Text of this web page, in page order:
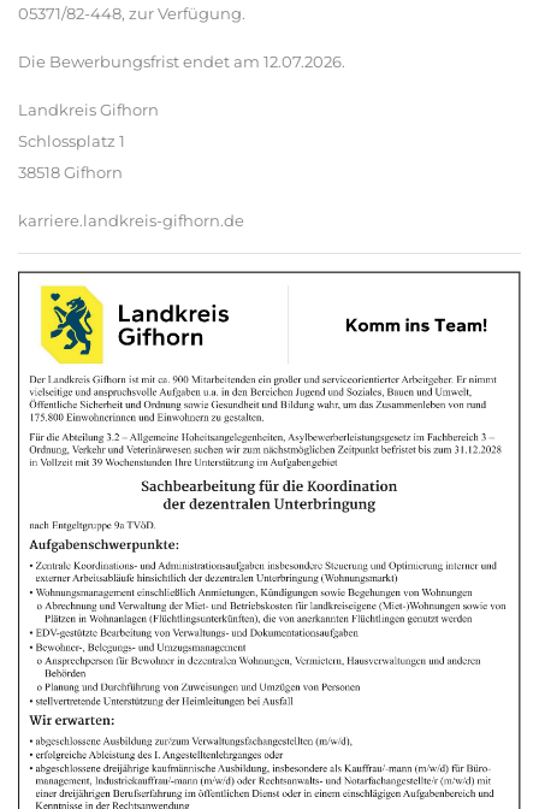
05371/82-448, zur Verfügung.
Die Bewerbungsfrist endet am 12.07.2026.
Landkreis Gifhorn
Schlossplatz 1
38518 Gifhorn
karriere.landkreis-gifhorn.de